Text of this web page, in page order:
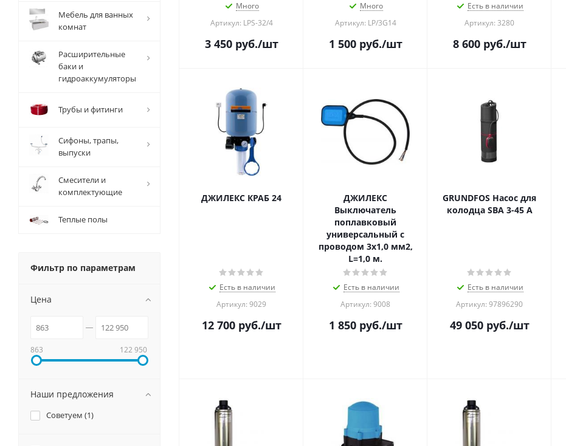
Много
Артикул: LPS-32/4
3 450руб./шт
Много
Артикул: LP/3G14
1 500руб./шт
Есть в наличии
Артикул: 3280
8 600руб./шт
ДЖИЛЕКС КРАБ 24
Есть в наличии
Артикул: 9029
12 700руб./шт
ДЖИЛЕКС
Выключатель
поплавковый
универсальный с
проводом 3х1,0 мм2,
L=1,0 м.
Есть в наличии
Артикул: 9008
1 850руб./шт
GRUNDFOS Насос для
колодца SBA 3-45 A
Есть в наличии
Артикул: 97896290
49 050руб./шт
Мебель для ванных
комнат
Расширительные
баки и
гидроаккумуляторы
Трубы и фитинги
Сифоны, трапы,
выпуски
Смесители и
комплектующие
Теплые полы
Фильтр по параметрам
Цена
863 122 950
Наши предложения
Советуем (1)